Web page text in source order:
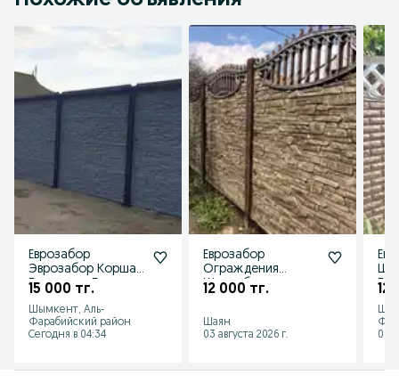
Еврозабор
Эврозабор Коршау
Брусчатка Бручатка
15 000 тг.
Шымкент, Аль-
Фарабийский район
Сегодня в 04:34
Еврозабор
Ограждения
Шлакоблок
12 000 тг.
Шаян
03 августа 2026 г.
12
03